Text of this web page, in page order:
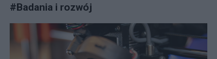
#Badania i rozwój